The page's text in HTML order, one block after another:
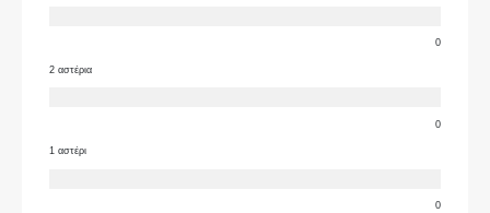
0
2 αστέρια
0
1 αστέρι
0